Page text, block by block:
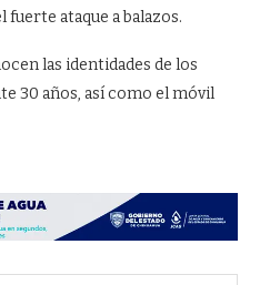
ataque a balazos.
las identidades de los
30 años, así como el móvil